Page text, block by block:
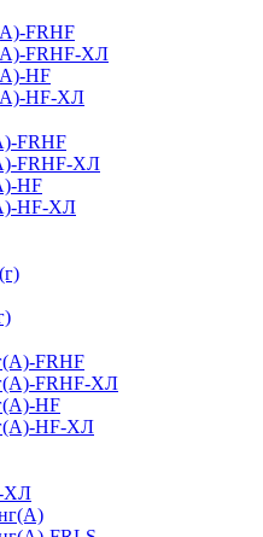
FRHF
FRHF-ХЛ
HF
HF-ХЛ
FRHF
FRHF-ХЛ
HF
HF-ХЛ
FRHF
FRHF-ХЛ
HF
HF-ХЛ
ХЛ